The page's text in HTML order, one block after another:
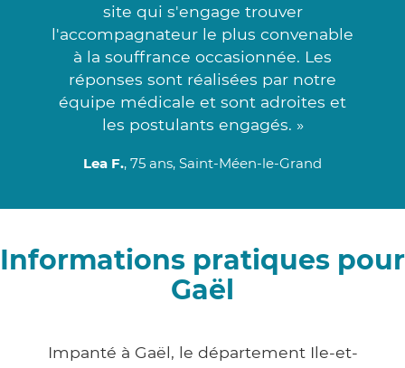
site qui s'engage trouver
l'accompagnateur le plus convenable
à la souffrance occasionnée. Les
réponses sont réalisées par notre
équipe médicale et sont adroites et
les postulants engagés. »
Lea F., 75 ans, Saint-Méen-le-Grand
Informations pratiques pour
Gaël
Impanté à Gaël, le département Ile-et-